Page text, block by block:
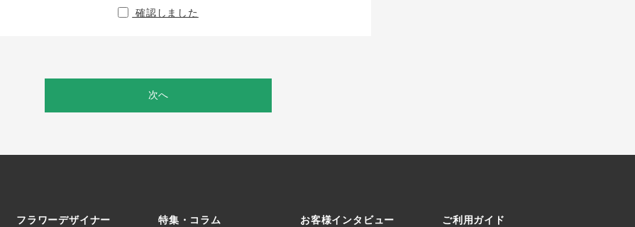
確認しました
次へ
フラワーデザイナー 特集・コラム お客様インタビュー ご利用ガイド